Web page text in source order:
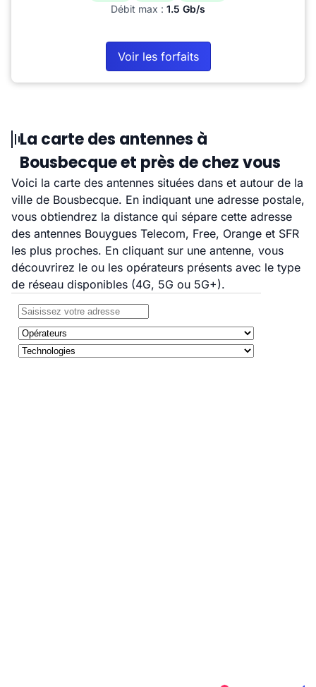
Débit max : 1.5 Gb/s
Voir les forfaits
La carte des antennes à
Bousbecque et près de chez vous
Voici la carte des antennes situées dans et autour de la
ville de Bousbecque. En indiquant une adresse postale,
vous obtiendrez la distance qui sépare cette adresse
des antennes Bouygues Telecom, Free, Orange et SFR
les plus proches. En cliquant sur une antenne, vous
découvrirez le ou les opérateurs présents avec le type
de réseau disponibles (4G, 5G ou 5G+).